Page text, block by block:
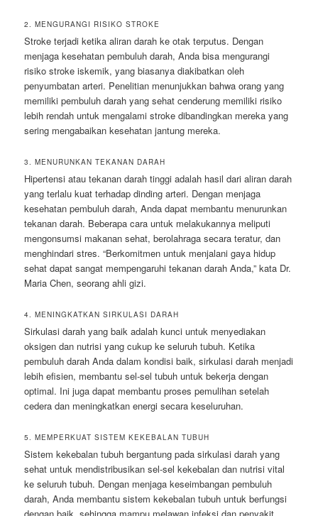
2. MENGURANGI RISIKO STROKE
Stroke terjadi ketika aliran darah ke otak terputus. Dengan
menjaga kesehatan pembuluh darah, Anda bisa mengurangi
risiko stroke iskemik, yang biasanya diakibatkan oleh
penyumbatan arteri. Penelitian menunjukkan bahwa orang yang
memiliki pembuluh darah yang sehat cenderung memiliki risiko
lebih rendah untuk mengalami stroke dibandingkan mereka yang
sering mengabaikan kesehatan jantung mereka.
3. MENURUNKAN TEKANAN DARAH
Hipertensi atau tekanan darah tinggi adalah hasil dari aliran darah
yang terlalu kuat terhadap dinding arteri. Dengan menjaga
kesehatan pembuluh darah, Anda dapat membantu menurunkan
tekanan darah. Beberapa cara untuk melakukannya meliputi
mengonsumsi makanan sehat, berolahraga secara teratur, dan
menghindari stres. “Berkomitmen untuk menjalani gaya hidup
sehat dapat sangat mempengaruhi tekanan darah Anda,” kata Dr.
Maria Chen, seorang ahli gizi.
4. MENINGKATKAN SIRKULASI DARAH
Sirkulasi darah yang baik adalah kunci untuk menyediakan
oksigen dan nutrisi yang cukup ke seluruh tubuh. Ketika
pembuluh darah Anda dalam kondisi baik, sirkulasi darah menjadi
lebih efisien, membantu sel-sel tubuh untuk bekerja dengan
optimal. Ini juga dapat membantu proses pemulihan setelah
cedera dan meningkatkan energi secara keseluruhan.
5. MEMPERKUAT SISTEM KEKEBALAN TUBUH
Sistem kekebalan tubuh bergantung pada sirkulasi darah yang
sehat untuk mendistribusikan sel-sel kekebalan dan nutrisi vital
ke seluruh tubuh. Dengan menjaga keseimbangan pembuluh
darah, Anda membantu sistem kekebalan tubuh untuk berfungsi